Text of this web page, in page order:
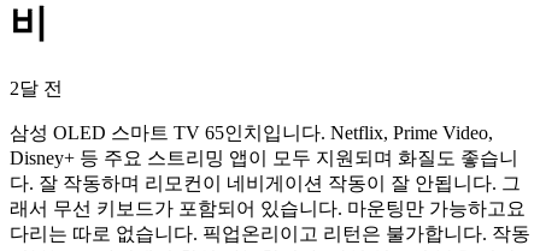
비
2달 전
삼성 OLED 스마트 TV 65인치입니다. Netflix, Prime Video,
Disney+ 등 주요 스트리밍 앱이 모두 지원되며 화질도 좋습니
다. 잘 작동하며 리모컨이 네비게이션 작동이 잘 안됩니다. 그
래서 무선 키보드가 포함되어 있습니다. 마운팅만 가능하고요
다리는 따로 없습니다. 픽업온리이고 리턴은 불가합니다. 작동